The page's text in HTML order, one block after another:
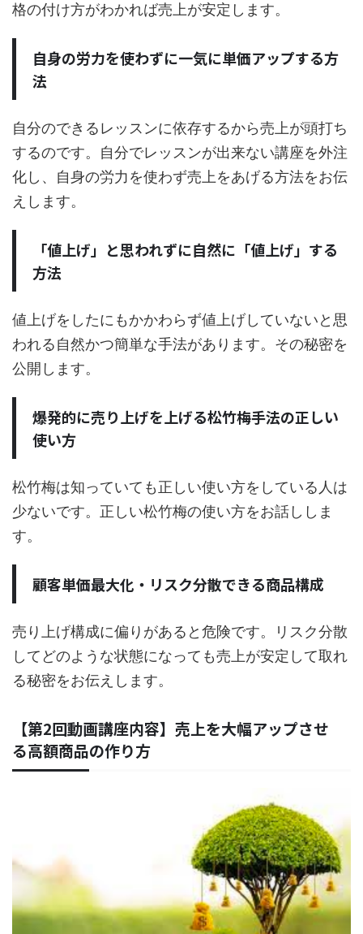
格の付け方がわかれば売上が安定します。
自身の労力を使わずに一気に単価アップする方
法
自分のできるレッスンに依存するから売上が頭打ち
するのです。自分でレッスンが出来ない講座を外注
化し、自身の労力を使わず売上をあげる方法をお伝
えします。
「値上げ」と思われずに自然に「値上げ」する
方法
値上げをしたにもかかわらず値上げしていないと思
われる自然かつ簡単な手法があります。その秘密を
公開します。
爆発的に売り上げを上げる松竹梅手法の正しい
使い方
松竹梅は知っていても正しい使い方をしている人は
少ないです。正しい松竹梅の使い方をお話ししま
す。
顧客単価最大化・リスク分散できる商品構成
売り上げ構成に偏りがあると危険です。リスク分散
してどのような状態になっても売上が安定して取れ
る秘密をお伝えします。
【第2回動画講座内容】売上を大幅アップさせ
る高額商品の作り方